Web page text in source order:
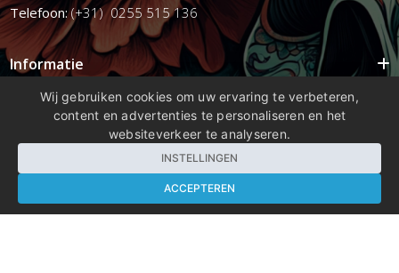
Telefoon:(+31) 0255 515 136
Informatie
Mijn account
Wij gebruiken cookies om uw ervaring te verbeteren,
content en advertenties te personaliseren en het
websiteverkeer te analyseren.
INSTELLINGEN
ACCEPTEREN